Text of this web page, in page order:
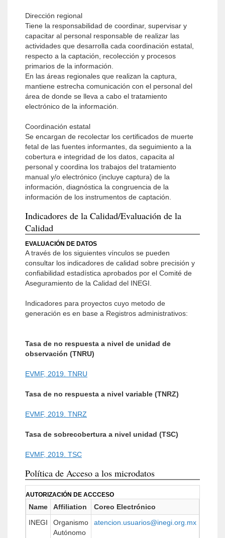
Dirección regional
Tiene la responsabilidad de coordinar, supervisar y
capacitar al personal responsable de realizar las
actividades que desarrolla cada coordinación estatal,
respecto a la captación, recolección y procesos
primarios de la información.
En las áreas regionales que realizan la captura,
mantiene estrecha comunicación con el personal del
área de donde se lleva a cabo el tratamiento
electrónico de la información.
Coordinación estatal
Se encargan de recolectar los certificados de muerte
fetal de las fuentes informantes, da seguimiento a la
cobertura e integridad de los datos, capacita al
personal y coordina los trabajos del tratamiento
manual y/o electrónico (incluye captura) de la
información, diagnóstica la congruencia de la
información de los instrumentos de captación.
Indicadores de la Calidad/Evaluación de la
Calidad
EVALUACIÓN DE DATOS
A través de los siguientes vínculos se pueden
consultar los indicadores de calidad sobre precisión y
confiabilidad estadística aprobados por el Comité de
Aseguramiento de la Calidad del INEGI.
Indicadores para proyectos cuyo metodo de
generación es en base a Registros administrativos:
Tasa de no respuesta a nivel de unidad de
observación (TNRU)
EVMF, 2019. TNRU
Tasa de no respuesta a nivel variable (TNRZ)
EVMF, 2019. TNRZ
Tasa de sobrecobertura a nivel unidad (TSC)
EVMF, 2019. TSC
Política de Acceso a los microdatos
AUTORIZACIÓN DE ACCCESO
Name Affiliation Coreo Electrónico
INEGI
Organismo
Autónomo
atencion.usuarios@inegi.org.mx